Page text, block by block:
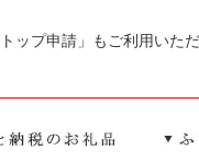
ップ申請」もご利用いた